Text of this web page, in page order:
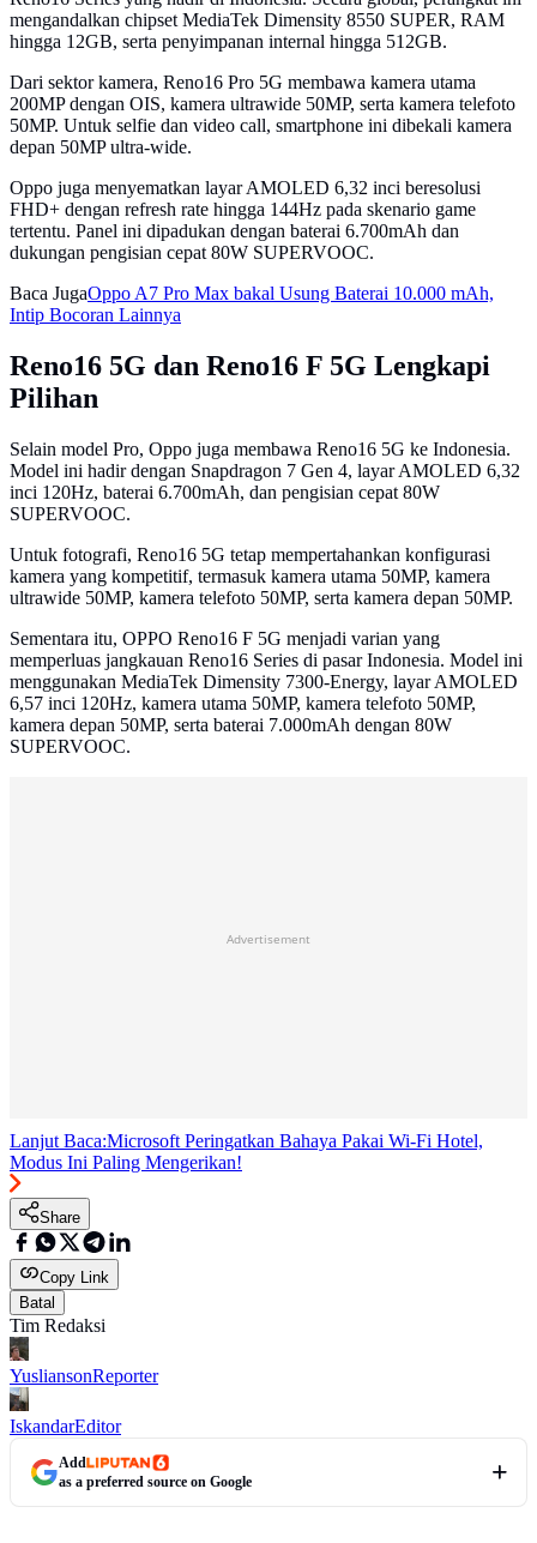
mengandalkan chipset MediaTek Dimensity 8550 SUPER, RAM
hingga 12GB, serta penyimpanan internal hingga 512GB.
Dari sektor kamera, Reno16 Pro 5G membawa kamera utama
200MP dengan OIS, kamera ultrawide 50MP, serta kamera telefoto
50MP. Untuk selfie dan video call, smartphone ini dibekali kamera
depan 50MP ultra-wide.
Oppo juga menyematkan layar AMOLED 6,32 inci beresolusi
FHD+ dengan refresh rate hingga 144Hz pada skenario game
tertentu. Panel ini dipadukan dengan baterai 6.700mAh dan
dukungan pengisian cepat 80W SUPERVOOC.
Baca JugaOppo A7 Pro Max bakal Usung Baterai 10.000 mAh,
Intip Bocoran Lainnya
Reno16 5G dan Reno16 F 5G Lengkapi
Pilihan
Selain model Pro, Oppo juga membawa Reno16 5G ke Indonesia.
Model ini hadir dengan Snapdragon 7 Gen 4, layar AMOLED 6,32
inci 120Hz, baterai 6.700mAh, dan pengisian cepat 80W
SUPERVOOC.
Untuk fotografi, Reno16 5G tetap mempertahankan konfigurasi
kamera yang kompetitif, termasuk kamera utama 50MP, kamera
ultrawide 50MP, kamera telefoto 50MP, serta kamera depan 50MP.
Sementara itu, OPPO Reno16 F 5G menjadi varian yang
memperluas jangkauan Reno16 Series di pasar Indonesia. Model ini
menggunakan MediaTek Dimensity 7300-Energy, layar AMOLED
6,57 inci 120Hz, kamera utama 50MP, kamera telefoto 50MP,
kamera depan 50MP, serta baterai 7.000mAh dengan 80W
SUPERVOOC.
Advertisement
Lanjut Baca:Microsoft Peringatkan Bahaya Pakai Wi-Fi Hotel,
Modus Ini Paling Mengerikan!
Share
Copy Link
Batal
Tim Redaksi
YusliansonReporter
IskandarEditor
Add
as a preferred source on Google